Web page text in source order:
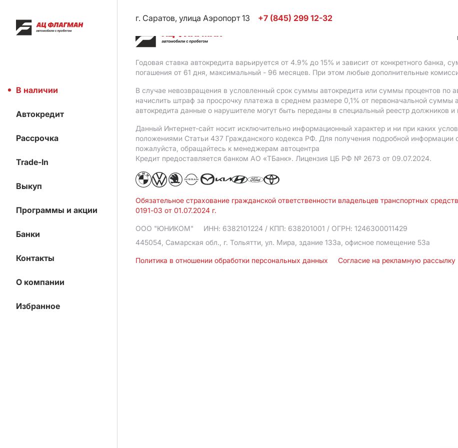
В наличии
Автокредит
Рассрочка
Trade-In
Выкуп
Программы и акции
Банки
Контакты
О компании
Избранное
г. Саратов, улица Аэропорт 13
+7 (845) 299 12-32
Годовая ставка автокредита варьируется от 4.9% до 15% и зависит от конкретного банка,
погашения от 61 дня, максимальный - 96 месяцев. При этом любые дополнительные
В случае невозвращения в условленный срок суммы автокредита или суммы процентов по
начислить штраф за просрочку платежа в среднем размере 0,1% от первоначальной суммы
автокредита данные о нарушителе могут быть переданы в специальный реестр должников и
Данный Интернет-сайт носит исключительно информационный характер и ни при каких
положениями Статьи 437 Гражданского кодекса РФ. Для получения подробной информации
пожалуйста, обращайтесь к менеджерам автоцентра
Кредит предоставляется банком АO «ТБанк». Лицензия ЦБ РФ № 2673 от 09.07.2024.
Обязательное страхование гражданской ответственности владельцев транспортных
0191-03 от 01.07.2024 г.
ООО "ЮНИКОМ" ИНН: 6382101224 / КПП: 638201001 / ОГРН: 1246300011429
445054, Самарская обл., г. Тольятти, ул. Мира, здание 133а, офисное помещение 53а
Политика в отношении обработки персональных данных Согласие на рекламную рассылку